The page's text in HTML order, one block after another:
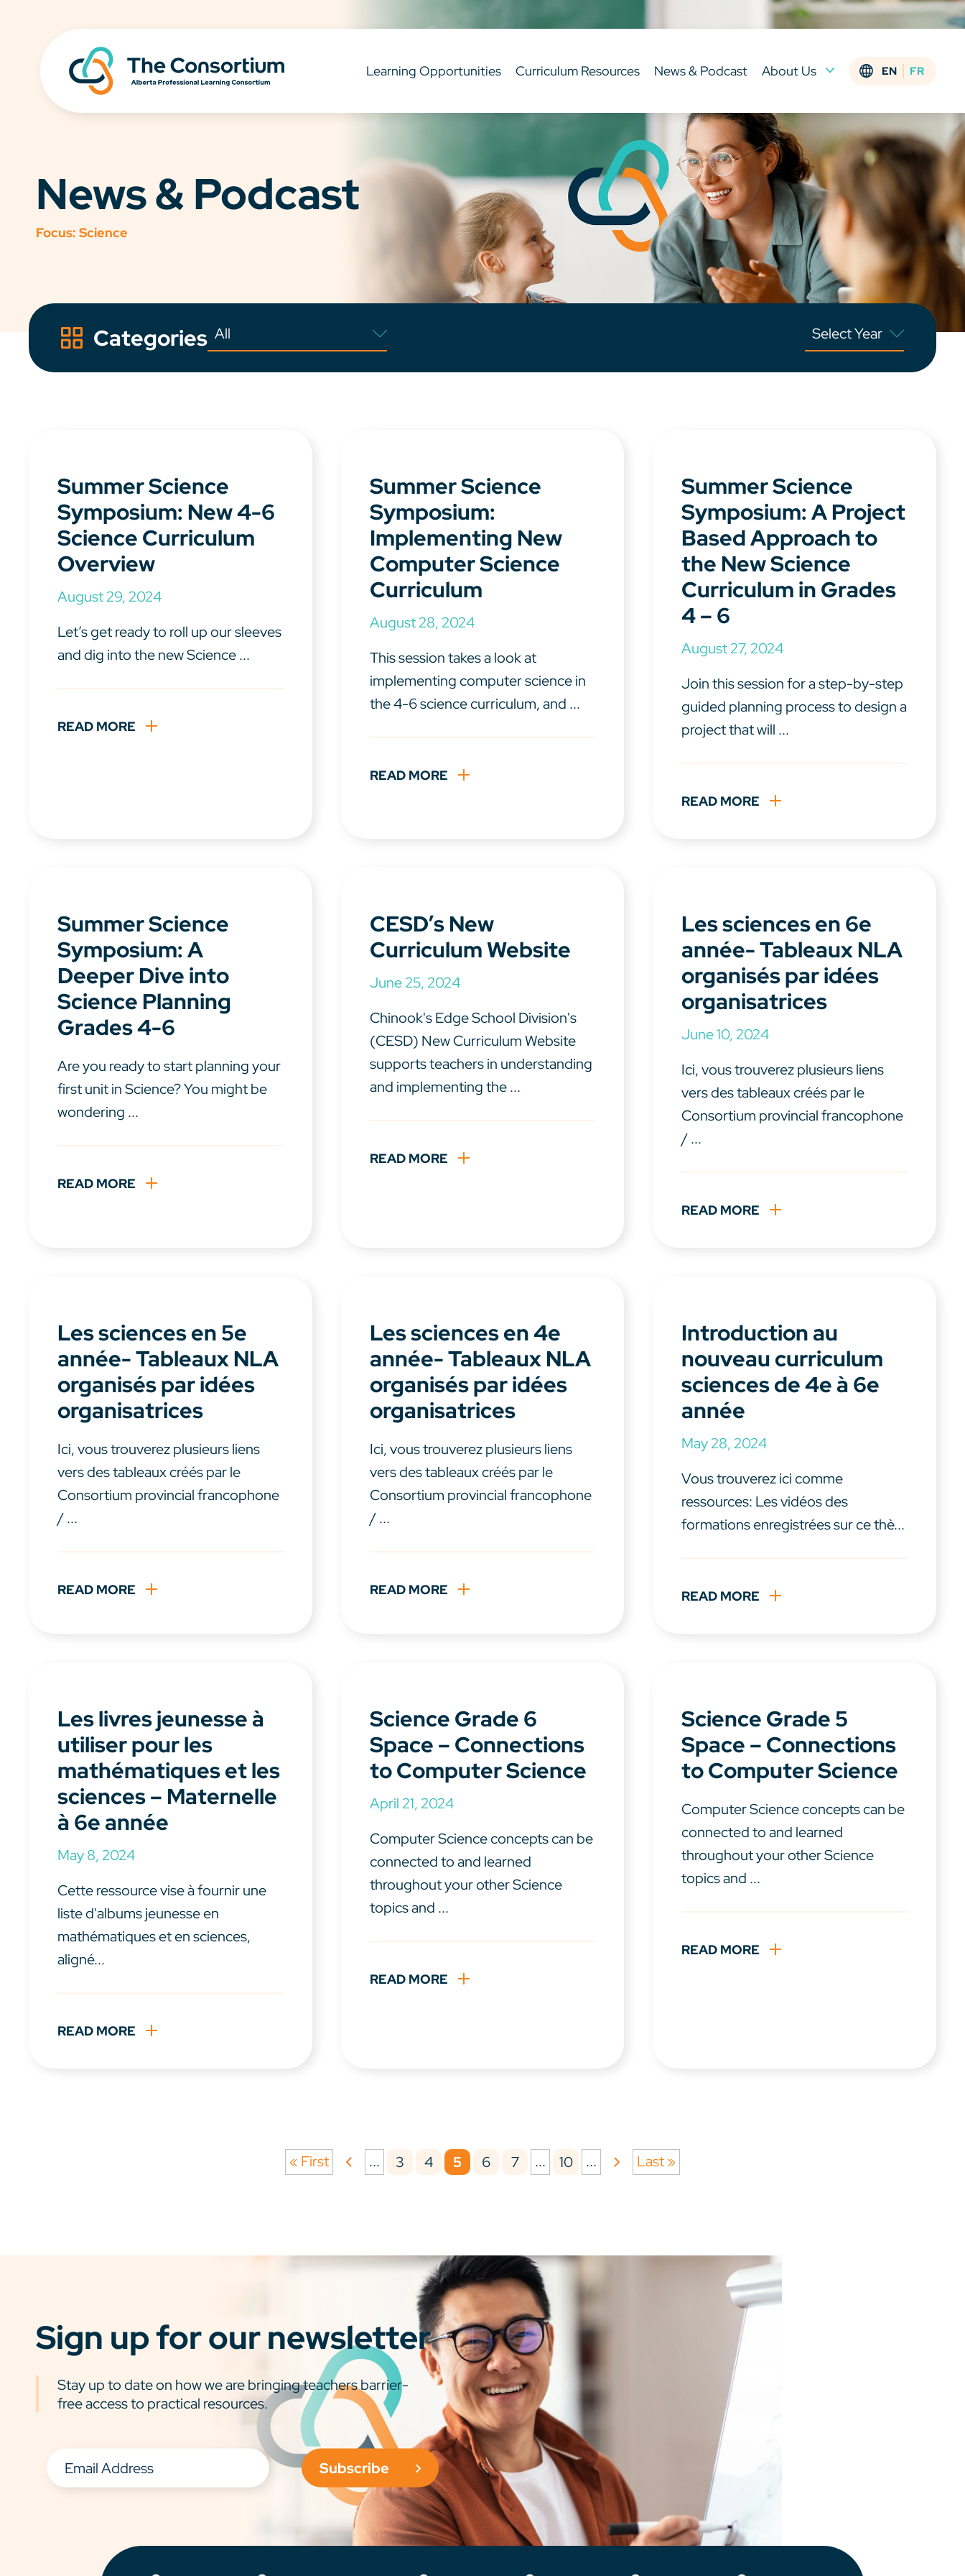
Learning Opportunities Curriculum Resources News & Podcast About Us EN FR
News & Podcast
Focus: Science
Categories
Summer Science
Symposium: New 4-6
Science Curriculum
Overview
August 29, 2024
Let’s get ready to roll up our sleeves
and dig into the new Science ...
READ MORE
Summer Science
Symposium:
Implementing New
Computer Science
Curriculum
August 28, 2024
This session takes a look at
implementing computer science in
the 4-6 science curriculum, and ...
READ MORE
Summer Science
Symposium: A Project
Based Approach to
the New Science
Curriculum in Grades
4 – 6
August 27, 2024
Join this session for a step-by-step
guided planning process to design a
project that will ...
READ MORE
Summer Science
Symposium: A
Deeper Dive into
Science Planning
Grades 4-6
Are you ready to start planning your
first unit in Science? You might be
wondering ...
READ MORE
CESD’s New
Curriculum Website
June 25, 2024
Chinook's Edge School Division's
(CESD) New Curriculum Website
supports teachers in understanding
and implementing the ...
READ MORE
Les sciences en 6e
année- Tableaux NLA
organisés par idées
organisatrices
June 10, 2024
Ici, vous trouverez plusieurs liens
vers des tableaux créés par le
Consortium provincial francophone
/ ...
READ MORE
Les sciences en 5e
année- Tableaux NLA
organisés par idées
organisatrices
Ici, vous trouverez plusieurs liens
vers des tableaux créés par le
Consortium provincial francophone
/ ...
READ MORE
Les sciences en 4e
année- Tableaux NLA
organisés par idées
organisatrices
Ici, vous trouverez plusieurs liens
vers des tableaux créés par le
Consortium provincial francophone
/ ...
READ MORE
Introduction au
nouveau curriculum
sciences de 4e à 6e
année
May 28, 2024
Vous trouverez ici comme
ressources: Les vidéos des
formations enregistrées sur ce thè...
READ MORE
Les livres jeunesse à
utiliser pour les
mathématiques et les
sciences – Maternelle
à 6e année
May 8, 2024
Cette ressource vise à fournir une
liste d'albums jeunesse en
mathématiques et en sciences,
aligné...
READ MORE
Science Grade 6
Space – Connections
to Computer Science
April 21, 2024
Computer Science concepts can be
connected to and learned
throughout your other Science
topics and ...
READ MORE
Science Grade 5
Space – Connections
to Computer Science
Computer Science concepts can be
connected to and learned
throughout your other Science
topics and ...
READ MORE
« First ... 3 4 5 6 7 ... 10 ... Last »
Sign up for our newsletter
Stay up to date on how we are bringing teachers barrier-
free access to practical resources.
Subscribe